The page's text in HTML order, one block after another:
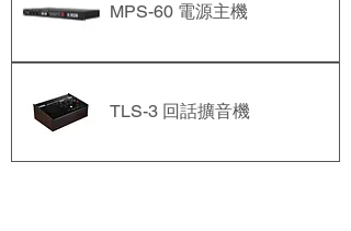
MPS-60 電源主機
TLS-3 回話擴音機